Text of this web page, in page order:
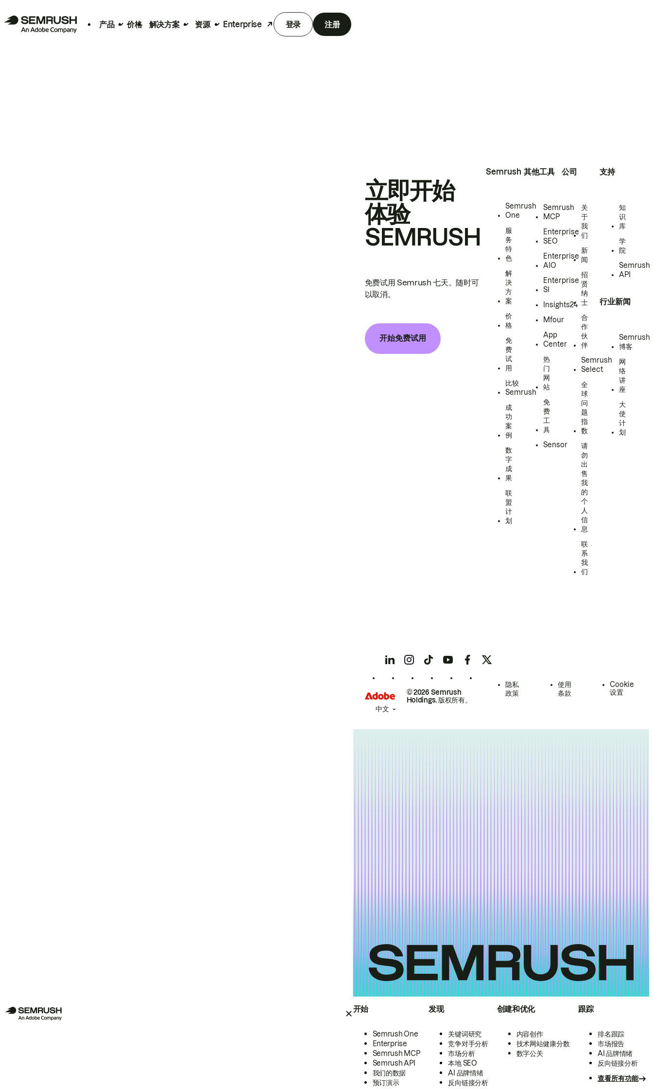
产品 价格 解决方案 资源 Enterprise 登录 注册
开始
Semrush One
Enterprise
Semrush MCP
Semrush API
我们的数据
预订演示
发现
关键词研究
竞争对手分析
市场分析
本地 SEO
AI 品牌情绪
反向链接分析
创建和优化
内容创作
技术网站健康分数
数字公关
跟踪
排名跟踪
市场报告
AI 品牌情绪
反向链接分析
查看所有功能
立即开始
体验
SEMRUSH
免费试用 Semrush 七天。随时可
以取消。
开始免费试用
Semrush
Semrush
One
服
务
特
色
解
决
方
案
价
格
免
费
试
用
比较
Semrush
成
功
案
例
数
字
成
果
联
盟
计
划
其他工具
Semrush
MCP
Enterprise
SEO
Enterprise
AIO
Enterprise
SI
Insights24
Mfour
App
Center
热
门
网
站
免
费
工
具
Sensor
公司
关
于
我
们
新
闻
招
贤
纳
士
合
作
伙
伴
Semrush
Select
全
球
问
题
指
数
请
勿
出
售
我
的
个
人
信
息
联
系
我
们
支持
知
识
库
学
院
Semrush
API
行业新闻
Semrush
博客
网
络
讲
座
大
使
计
划
© 2026 Semrush
Holdings. 版权所有。
隐私
政策
使用
条款
Cookie
设置
中文